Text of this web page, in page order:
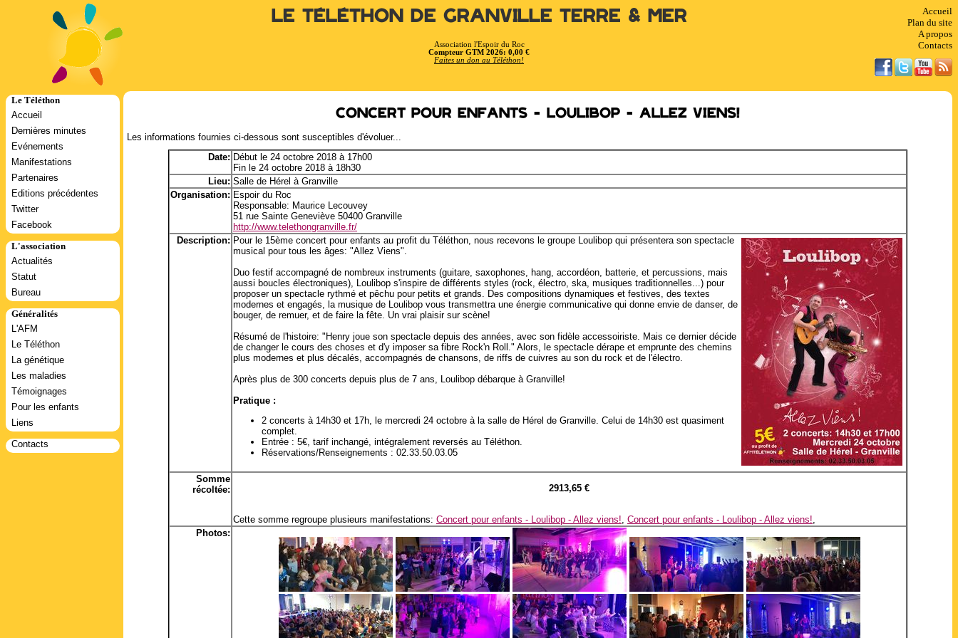
Accueil
Plan du site
A propos
Contacts
Le Téléthon de Granville Terre & Mer
Association l'Espoir du Roc
Compteur GTM 2026: 0,00 €
Faites un don au Téléthon!
Le Téléthon
Accueil
Dernières minutes
Evénements
Manifestations
Partenaires
Editions précédentes
Twitter
Facebook
L'association
Actualités
Statut
Bureau
Généralités
L'AFM
Le Téléthon
La génétique
Les maladies
Témoignages
Pour les enfants
Liens
Contacts
Concert pour enfants - Loulibop - Allez viens!
Les informations fournies ci-dessous sont susceptibles d'évoluer...
Date: Début le 24 octobre 2018 à 17h00
Fin le 24 octobre 2018 à 18h30
Lieu: Salle de Hérel à Granville
Organisation: Espoir du Roc
Responsable: Maurice Lecouvey
51 rue Sainte Geneviève 50400 Granville
http://www.telethongranville.fr/
Description: Pour le 15ème concert pour enfants au profit du Téléthon, nous recevons le groupe Loulibop qui présentera son spectacle
musical pour tous les âges: "Allez Viens".
Duo festif accompagné de nombreux instruments (guitare, saxophones, hang, accordéon, batterie, et percussions, mais
aussi boucles électroniques), Loulibop s'inspire de différents styles (rock, électro, ska, musiques traditionnelles...) pour
proposer un spectacle rythmé et pêchu pour petits et grands. Des compositions dynamiques et festives, des textes
modernes et engagés, la musique de Loulibop vous transmettra une énergie communicative qui donne envie de danser, de
bouger, de remuer, et de faire la fête. Un vrai plaisir sur scène!
Résumé de l'histoire: "Henry joue son spectacle depuis des années, avec son fidèle accessoiriste. Mais ce dernier décide
de changer le cours des choses et d'y imposer sa fibre Rock'n Roll." Alors, le spectacle dérape et emprunte des chemins
plus modernes et plus décalés, accompagnés de chansons, de riffs de cuivres au son du rock et de l'électro.
Après plus de 300 concerts depuis plus de 7 ans, Loulibop débarque à Granville!
Pratique :
2 concerts à 14h30 et 17h, le mercredi 24 octobre à la salle de Hérel de Granville. Celui de 14h30 est quasiment
complet.
Entrée : 5€, tarif inchangé, intégralement reversés au Téléthon.
Réservations/Renseignements : 02.33.50.03.05
Somme
récoltée:
2913,65 €
Cette somme regroupe plusieurs manifestations: Concert pour enfants - Loulibop - Allez viens! Concert pour enfants - Loulibop - Allez viens!
Photos: